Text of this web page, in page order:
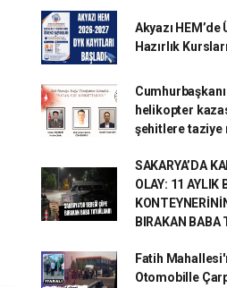
Akyazı
Hazırlık
helikopter
şehitlere taziye
SAKARYA’DA
OLAY: 11 AYLIK
BIRAKAN BABA
Fatih
Otomobille